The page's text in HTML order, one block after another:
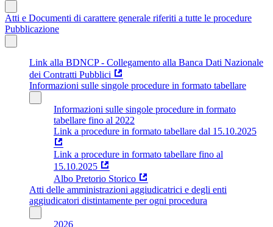
Atti e Documenti di carattere generale riferiti a tutte le procedure
Pubblicazione
Link alla BDNCP - Collegamento alla Banca Dati Nazionale
dei Contratti Pubblici
Informazioni sulle singole procedure in formato tabellare
Informazioni sulle singole procedure in formato
tabellare fino al 2022
Link a procedure in formato tabellare dal 15.10.2025
Link a procedure in formato tabellare fino al
15.10.2025
Albo Pretorio Storico
Atti delle amministrazioni aggiudicatrici e degli enti
aggiudicatori distintamente per ogni procedura
2026